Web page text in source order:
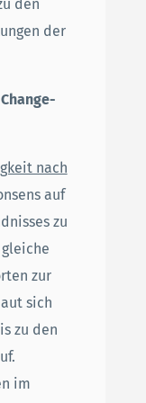
den
der
nach
auf
zu
zur
sich
zu den
im